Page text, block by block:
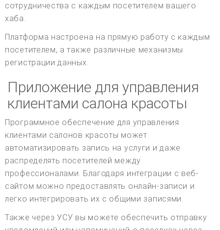
сотрудничества с каждым посетителем вашего
хаба.
Платформа настроена на прямую работу с каждым
посетителем, а также различные механизмы
регистрации данных.
Приложение для управления
клиентами салона красоты
Программное обеспечение для управления
клиентами салонов красоты может
автоматизировать запись на услуги и даже
распределять посетителей между
профессионалами. Благодаря интеграции с веб-
сайтом можно предоставлять онлайн-записи и
легко интегрировать их с общими записями.
Также через УСУ вы можете обеспечить отправку